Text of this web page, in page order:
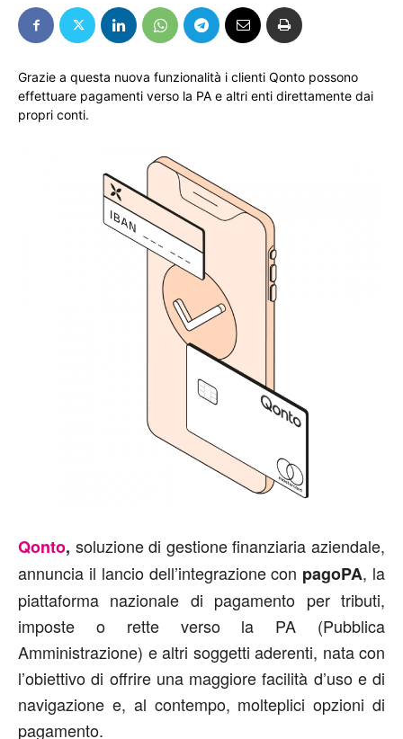
Grazie a questa nuova funzionalità i clienti Qonto possono
effettuare pagamenti verso la PA e altri enti direttamente dai
propri conti.
Qonto, soluzione di gestione finanziaria aziendale,
annuncia il lancio dell’integrazione con pagoPA, la
piattaforma nazionale di pagamento per tributi,
imposte o rette verso la PA (Pubblica
Amministrazione) e altri soggetti aderenti, nata con
l’obiettivo di offrire una maggiore facilità d’uso e di
navigazione e, al contempo, molteplici opzioni di
pagamento.